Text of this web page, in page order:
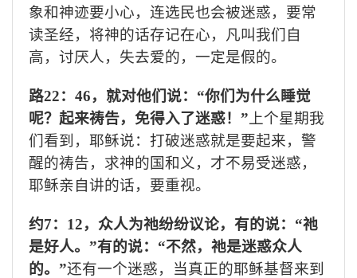
象和神迹要小心，连选民也会被迷惑，要常
读圣经，将神的话存记在心，凡叫我们自
高，讨厌人，失去爱的，一定是假的。
路22： 46，就对他们说：“你们为什么睡觉
呢？起来祷告，免得入了迷惑！” 上个星期我
们看到，耶稣说：打破迷惑就是要起来，警
醒的祷告，求神的国和义，才不易受迷惑，
耶稣亲自讲的话，要重视。
约7： 12，众人为祂纷纷议论，有的说：“祂
是好人。”有的说：“不然，祂是迷惑众人
的。”还有一个迷惑，当真正的耶稣基督来到